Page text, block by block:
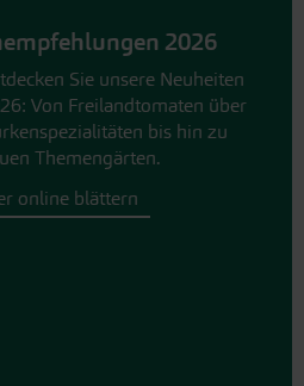
2026
Sie unsere Neuheiten
Von Freilandtomaten über
bis hin zu
Themengärten.
online blättern